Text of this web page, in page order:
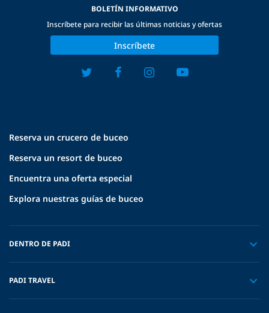
Reserva un crucero de buceo
Reserva un resort de buceo
Encuentra una oferta especial
Explora nuestras guías de buceo
DENTRO DE PADI
PADI TRAVEL
BOLETÍN INFORMATIVO
Inscríbete para recibir las últimas noticias y ofertas
Inscríbete